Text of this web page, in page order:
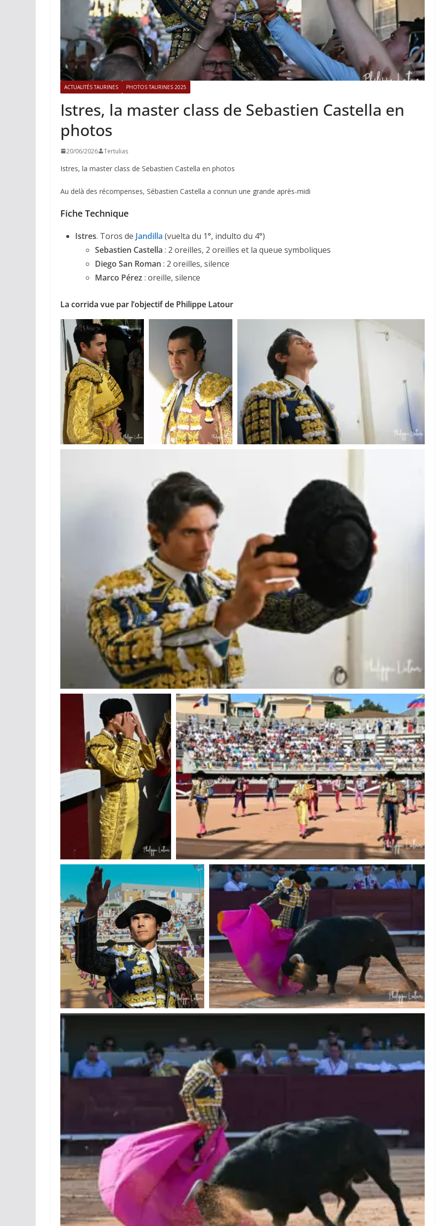
ACTUALITÉS TAURINES PHOTOS TAURINES 2025
Istres, la master class de Sebastien Castella en
photos
20/06/2026 Tertulias
Istres, la master class de Sebastien Castella en photos
Au delà des récompenses, Sébastien Castella a connun une grande après-midi
Fiche Technique
Istres. Toros de Jandilla (vuelta du 1°, indulto du 4°)
Sebastien Castella : 2 oreilles, 2 oreilles et la queue symboliques
Diego San Roman : 2 oreilles, silence
Marco Pérez : oreille, silence
La corrida vue par l’objectif de Philippe Latour
ACTUALITÉS TAURINES
CHRONIQUES TAURINES 2026
espérances.
02/04/2026 Olivier Castelnau
ACTUALITÉS TAURINES
CHRONIQUES TAURINES 2026
ultimes émotions
Olivier Castelnau